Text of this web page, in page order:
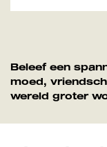
Beleef een
moed,
wereld groter